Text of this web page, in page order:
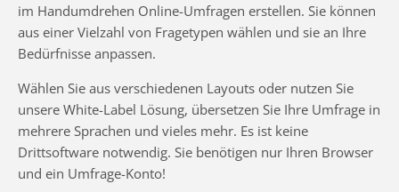
im Handumdrehen Online-Umfragen erstellen. Sie können
aus einer Vielzahl von Fragetypen wählen und sie an Ihre
Bedürfnisse anpassen.
Wählen Sie aus verschiedenen Layouts oder nutzen Sie
unsere White-Label Lösung, übersetzen Sie Ihre Umfrage in
mehrere Sprachen und vieles mehr. Es ist keine
Drittsoftware notwendig. Sie benötigen nur Ihren Browser
und ein Umfrage-Konto!